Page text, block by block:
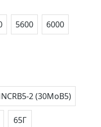
5600 6000
2 (30MoB5)
65Г